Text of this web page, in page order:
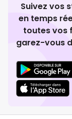
Suivez vos
en temps
toutes vos
garez-vous